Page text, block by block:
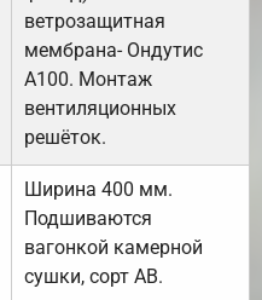
ветрозащитная
мембрана- Ондутис
А100. Монтаж
вентиляционных
решёток.
Ширина 400 мм.
Подшиваются
вагонкой камерной
сушки, сорт АВ.